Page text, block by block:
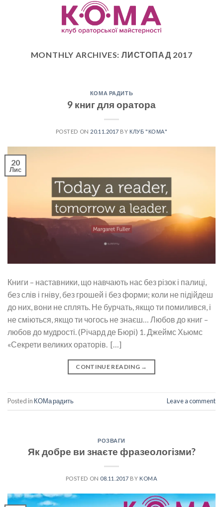
MONTHLY ARCHIVES: ЛИСТОПАД 2017
КОМА РАДИТЬ
9 книг для оратора
POSTED ON 20.11.2017 BY КЛУБ "КОМА"
20
Лис
Книги – наставники, що навчають нас без різок і палиці,
без слів і гніву, без грошей і без форми; коли не підійдеш
до них, вони не сплять. Не бурчать, якщо ти помилився, і
не сміються, якщо ти чогось не знаєш… Любов до книг –
любов до мудрості. (Річард де Бюрі) 1. Джеймс Хьюмс
«Секрети великих ораторів. […]
CONTINUE READING →
Posted in КОМа радить Leave a comment
РОЗВАГИ
Як добре ви знаєте фразеологізми?
POSTED ON 08.11.2017 BY KOMA